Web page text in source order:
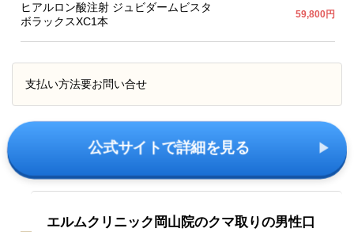
ヒアルロン酸注射 ジュビダームビスタ
ボラックスXC1本
59,800円
支払い方法要お問い合せ
公式サイトで詳細を見る
エルムクリニック岡山院のクマ取りの男性口